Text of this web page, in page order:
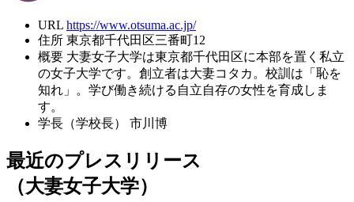
URL https://www.otsuma.ac.jp/
住所 東京都千代田区三番町12
概要 大妻女子大学は東京都千代田区に本部を置く私立
の女子大学です。創立者は大妻コタカ。校訓は「恥を
知れ」。学び働き続ける自立自存の女性を育成しま
す。
学長（学校長）
市川博
最近のプレスリリース
（大妻女子大学）